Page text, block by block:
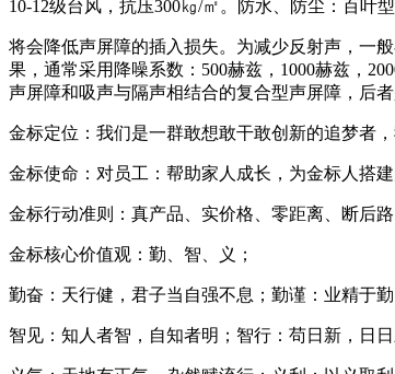
10-12级台风，抗压300㎏/㎡。防水、防尘：百叶
将会降低声屏障的插入损失。为减少反射声，一
果，通常采用降噪系数：500赫兹，1000赫兹，
声屏障和吸声与隔声相结合的复合型声屏障，后
金标定位：我们是一群敢想敢干敢创新的追梦者
金标使命：对员工：帮助家人成长，为金标人搭
金标行动准则：真产品、实价格、零距离、断后路
金标核心价值观：勤、智、义；
勤奋：天行健，君子当自强不息；勤谨：业精于
智见：知人者智，自知者明；智行：苟日新，日